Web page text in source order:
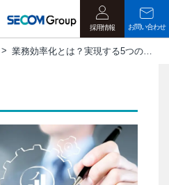
採用情報 お問い合わせ
業務効率化とは？実現する5つの手法をご紹介｜業務改善ノート